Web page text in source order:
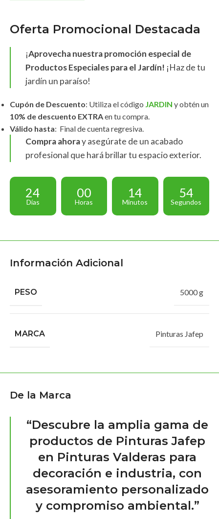
Oferta Promocional Destacada
¡Aprovecha nuestra promoción especial de
Productos Especiales para el Jardín! ¡Haz de tu
jardín un paraíso!
Cupón de Descuento: Utiliza el código JARDIN y obtén un
10% de descuento EXTRAen tu compra.
Válido hasta: Final de cuenta regresiva.
Compra ahoray asegúrate de un acabado
profesional que hará brillar tu espacio exterior.
24
Días
00
Horas
14
Minutos
53
Segundos
Información Adicional
PESO 5000 g
MARCA Pinturas Jafep
De la Marca
“Descubre la amplia gama de
productos de Pinturas Jafep
en Pinturas Valderas para
decoración e industria, con
asesoramiento personalizado
y compromiso ambiental.”